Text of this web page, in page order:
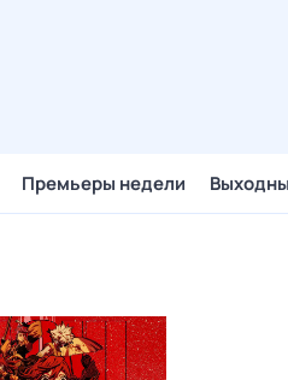
Премьеры недели